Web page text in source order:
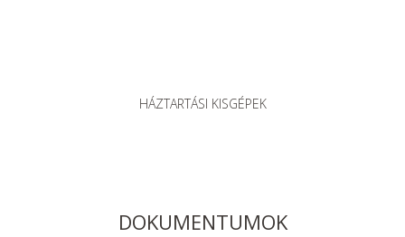
HÁZTARTÁSI KISGÉPEK
DOKUMENTUMOK